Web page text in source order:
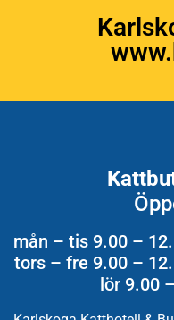
mån – tis 9.00 –
tors – fre 9.00 –
lör 9.00